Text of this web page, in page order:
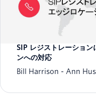
SIP レジストレーション
ンへの対応
Bill Harrison
Ann